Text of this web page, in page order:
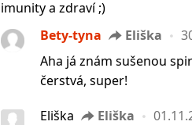
imunity a zdraví ;)
Bety-tyna
Eliška
Aha já znám sušenou
čerstvá, super!
Eliška Eliška